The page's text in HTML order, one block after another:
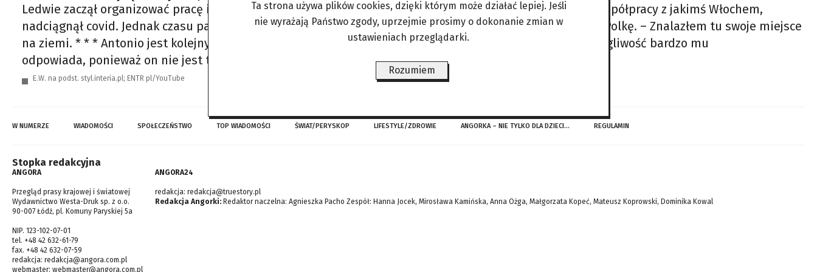
Ledwie zaczął organizować pracę i przekonywać do siebie Polaków niezbyt zadowolonych z konieczności współpracy z jakimś Włochem,
nadciągnął covid. Jednak czasu pandemii Antonio nie wspomina źle, właśnie wtedy poznał przyszłą żonę, Polkę. – Znalazłem tu swoje miejsce
na ziemi. * * * Antonio jest kolejnym obcokrajowcem, który twierdzi, że Polacy są powściągliwi. Ale powściągliwość bardzo mu
odpowiada, ponieważ on nie jest typowym południowcem. – Mam spokojną
E.W. na podst. styl.interia.pl; ENTR pl/YouTube
W NUMERZE WIADOMOŚCI SPOŁECZEŃSTWO TOP WIADOMOŚCI ŚWIAT/PERYSKOP LIFESTYLE/ZDROWIE ANGORKA – NIE TYLKO DLA DZIECI… REGULAMIN
Stopka redakcyjna
ANGORA
Przegląd prasy krajowej i światowej
Wydawnictwo Westa-Druk sp. z o.o.
90-007 Łódź, pl. Komuny Paryskiej 5a
NIP. 123-102-07-01
tel. +48 42 632-61-79
fax. +48 42 632-07-59
redakcja: redakcja@angora.com.pl
webmaster: webmaster@angora.com.pl
ANGORA24
redakcja: redakcja@truestory.pl
Redakcja Angorki: Redaktor naczelna: Agnieszka Pacho Zespół: Hanna Jocek, Mirosława Kamińska, Anna Ożga, Małgorzata Kopeć, Mateusz Koprowski, Dominika Kowal
Ta strona używa plików cookies, dzięki którym może działać lepiej. Jeśli
nie wyrażają Państwo zgody, uprzejmie prosimy o dokonanie zmian w
ustawieniach przeglądarki.
Rozumiem